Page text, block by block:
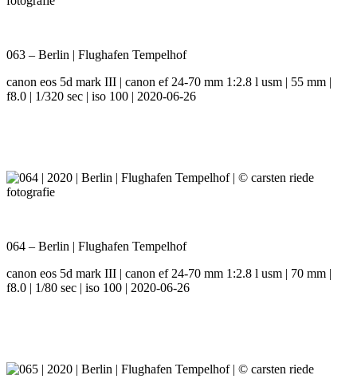
063 – Berlin | Flughafen Tempelhof
canon eos 5d mark III | canon ef 24-70 mm 1:2.8 l usm | 55 mm |
f8.0 | 1/320 sec | iso 100 | 2020-06-26
064 – Berlin | Flughafen Tempelhof
canon eos 5d mark III | canon ef 24-70 mm 1:2.8 l usm | 70 mm |
f8.0 | 1/80 sec | iso 100 | 2020-06-26